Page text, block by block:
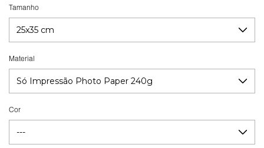
Tamanho
Material
Cor